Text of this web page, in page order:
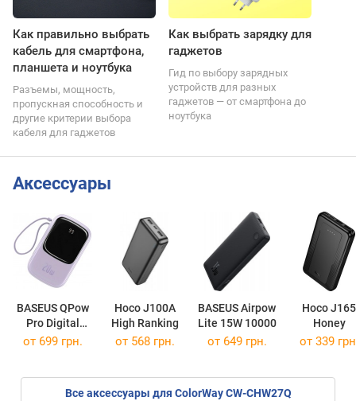
Как правильно выбрать
кабель для смартфона,
планшета и ноутбука
Разъемы, мощность,
пропускная способность и
другие критерии выбора
кабеля для гаджетов
Как выбрать зарядку для
гаджетов
Гид по выбору зарядных
устройств для разных
гаджетов — от смартфона до
ноутбука
Аксессуары
BASEUS QPow
Pro Digital
Display
Hoco J100A
High Ranking
BASEUS Airpow
Lite 15W 10000
Hoco J165
Honey
от 699 грн. от 568 грн. от 649 грн. от 339
Все аксессуары для ColorWay CW-CHW27Q